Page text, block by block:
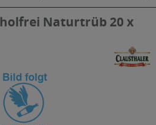
Naturtrüb 20 x